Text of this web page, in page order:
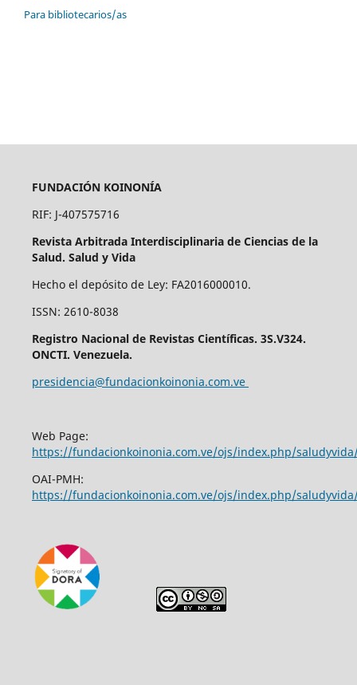
Para bibliotecarios/as
FUNDACIÓN KOINONÍA
RIF: J-407575716
Revista Arbitrada Interdisciplinaria de Ciencias de la
Salud. Salud y Vida
Hecho el depósito de Ley: FA2016000010.
ISSN: 2610-8038
Registro Nacional de Revistas Científicas. 3S.V324.
ONCTI. Venezuela.
presidencia@fundacionkoinonia.com.ve
Web Page:
https://fundacionkoinonia.com.ve/ojs/index.php/
OAI-PMH:
https://fundacionkoinonia.com.ve/ojs/index.php/